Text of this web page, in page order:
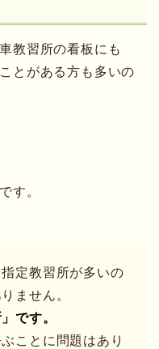
教習所の看板にも
とがある方も多いの
です。
定教習所が多いの
ません。
です。
ことに問題はあり